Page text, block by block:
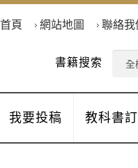
書籍搜索
頁 網站地圖 聯絡我
我要投稿 教科書